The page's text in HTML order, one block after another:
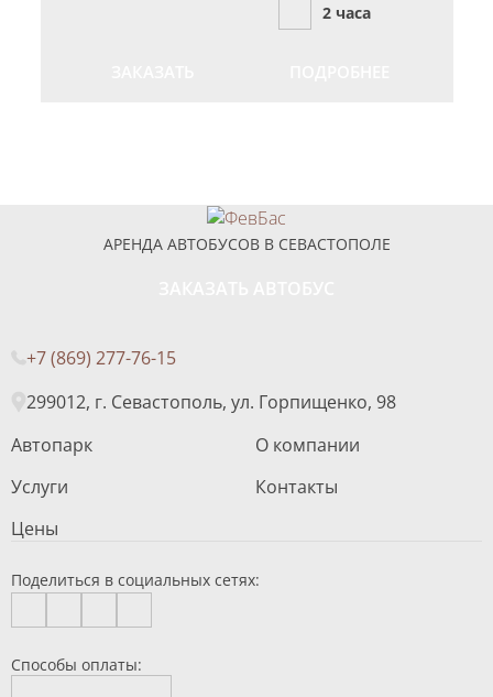
2 часа
АРЕНДА АВТОБУСОВ В СЕВАСТОПОЛЕ
+7 (869) 277-76-15
299012, г. Севастополь, ул. Горпищенко, 98
Автопарк
Услуги
Цены
О компании
Контакты
Поделиться в социальных сетях:
Способы оплаты: